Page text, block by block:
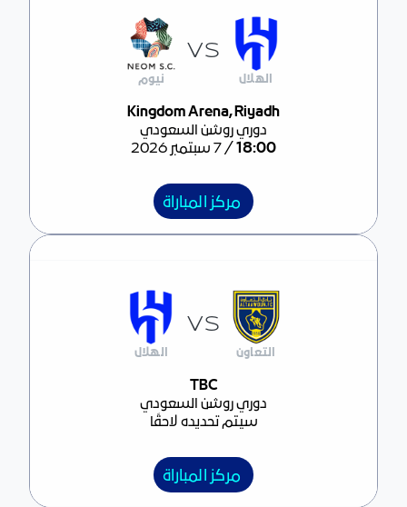
مركز المباراة
Kingdom Arena, Riyadh
دوري روشن السعودي
18:00
/7 سبتمبر 2026
الهلال
VS
نيوم
مركز المباراة
مركز المباراةTBC
دوري روشن السعودي
سيتم تحديده لاحقًا
التعاون
VS
الهلال
مركز المباراة